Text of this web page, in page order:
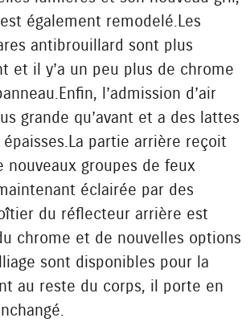
également remodelé. Les
antibrouillard sont plus
et il y’a un peu plus de chrome
Enfin, l’admission d’air
grande qu’avant et a des lattes
La partie arrière reçoit
nouveaux groupes de feux
éclairée par des
du réflecteur arrière est
chrome et de nouvelles options
sont disponibles pour la
au reste du corps, il porte en